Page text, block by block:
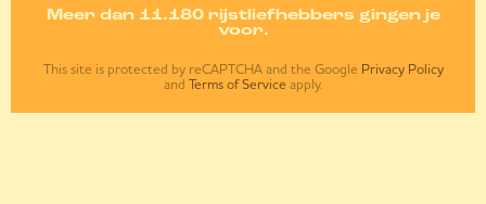
Meer dan 11.180 rijstliefhebbers gingen je
voor.
This site is protected by reCAPTCHA and the Google Privacy Policy
and Terms of Service apply.